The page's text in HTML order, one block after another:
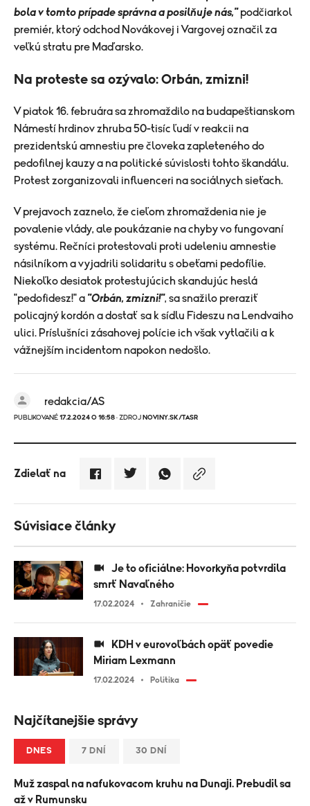
bola v tomto prípade správna a posilňuje nás," podčiarkol
premiér, ktorý odchod Novákovej i Vargovej označil za
veľkú stratu pre Maďarsko.
Na proteste sa ozývalo: Orbán, zmizni!
V piatok 16. februára sa zhromaždilo na budapeštianskom
Námestí hrdinov zhruba 50-tisíc ľudí v reakcii na
prezidentskú amnestiu pre človeka zapleteného do
pedofilnej kauzy a na politické súvislosti tohto škandálu.
Protest zorganizovali influenceri na sociálnych sieťach.
V prejavoch zaznelo, že cieľom zhromaždenia nie je
povalenie vlády, ale poukázanie na chyby vo fungovaní
systému. Rečníci protestovali proti udeleniu amnestie
násilníkom a vyjadrili solidaritu s obeťami pedofílie.
Niekoľko desiatok protestujúcich skandujúc heslá
"pedofidesz!" a "Orbán, zmizni!", sa snažilo preraziť
policajný kordón a dostať sa k sídlu Fideszu na Lendvaiho
ulici. Príslušníci zásahovej polície ich však vytlačili a k
vážnejším incidentom napokon nedošlo.
redakcia/AS
PUBLIKOVANÉ 17.2.2024 O 16:58 · ZDROJ NOVINY.SK/TASR
Zdielať na
Súvisiace články
smrť Navaľného
17.02.2024 Zahraničie
Miriam Lexmann
17.02.2024 Politika
Najčítanejšie správy
DNES 7 DNÍ 30 DNÍ
Muž zaspal na nafukovacom kruhu na Dunaji. Prebudil sa
až v Rumunsku